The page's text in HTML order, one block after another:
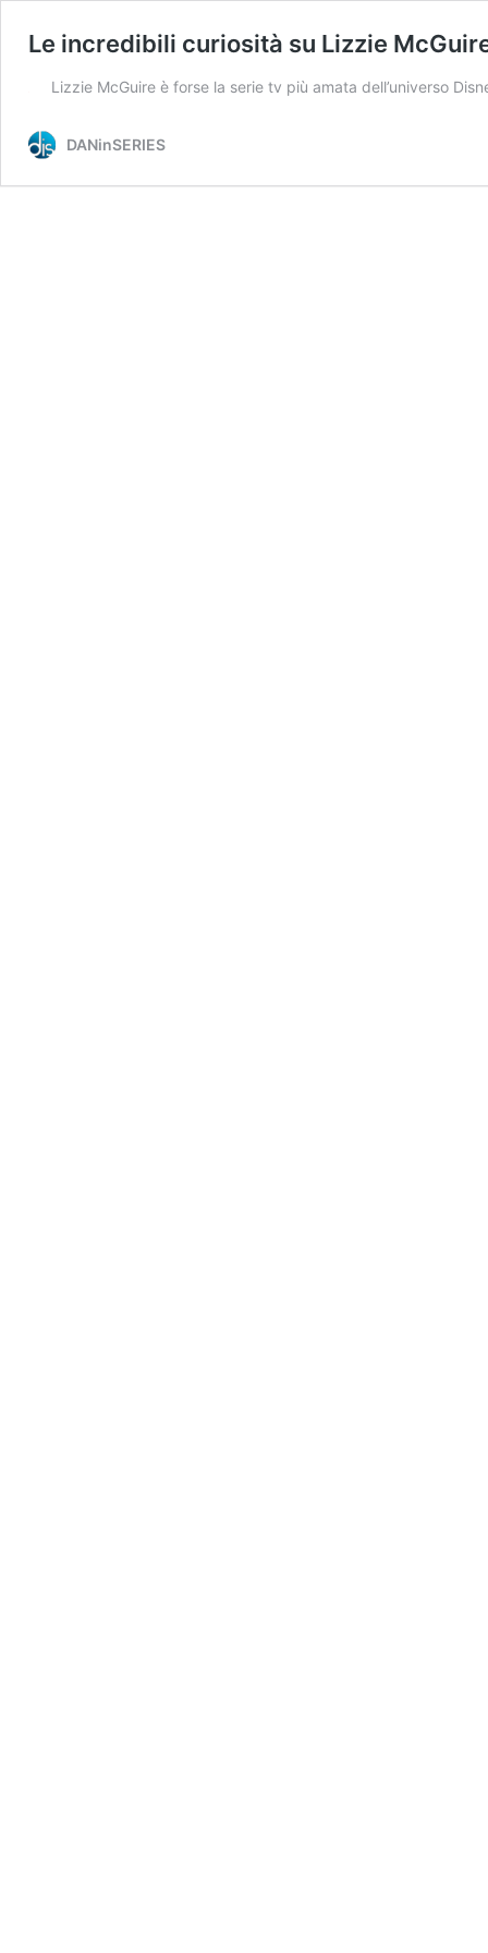
Le incredibili curiosità su Lizzie
Lizzie McGuire è forse la serie tv più amata dell’universo
DANinSERIES